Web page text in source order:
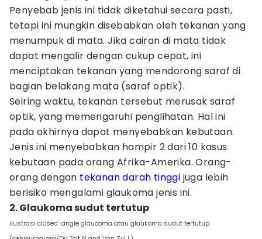
Penyebab jenis ini tidak diketahui secara pasti,
tetapi ini mungkin disebabkan oleh tekanan yang
menumpuk di mata. Jika cairan di mata tidak
dapat mengalir dengan cukup cepat, ini
menciptakan tekanan yang mendorong saraf di
bagian belakang mata (saraf optik).
Seiring waktu, tekanan tersebut merusak saraf
optik, yang memengaruhi penglihatan. Hal ini
pada akhirnya dapat menyebabkan kebutaan.
Jenis ini menyebabkan hampir 2 dari 10 kasus
kebutaan pada orang Afrika-Amerika. Orang-
orang dengan tekanan darah tinggi juga lebih
berisiko mengalami glaukoma jenis ini.
2. Glaukoma sudut tertutup
ilustrasi closed-angle glaucoma atau glaukoma sudut tertutup